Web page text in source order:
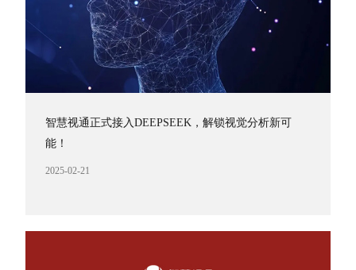
智慧视通正式接入DEEPSEEK，解锁视觉分析新可
能！
2025-02-21